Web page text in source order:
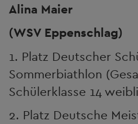
Alina Maier
(WSV Eppenschlag)
1. Platz Deutscher
Sommerbiathlon
Schülerklasse 14
2. Platz Deutsche